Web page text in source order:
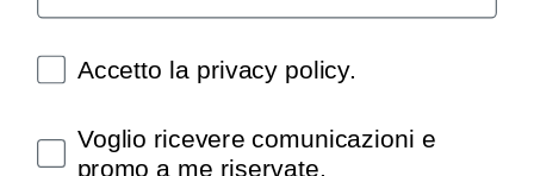
Richiesta assistenza tecnica
Pagamenti e spedizioni
Utilizzo dei cookies
Recedi dal contratto
Spunte obbligatorie
Accetto la privacy policy.
Spunte obbligatorie
Voglio ricevere comunicazioni e
promo a me riservate.